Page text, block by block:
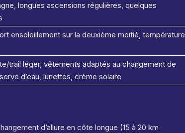
longues ascensions régulières, quelques
ensoleillement sur la deuxième moitié, température
trail léger, vêtements adaptés au changement de
d’eau, lunettes, crème solaire
d’allure en côte longue (15 à 20 km